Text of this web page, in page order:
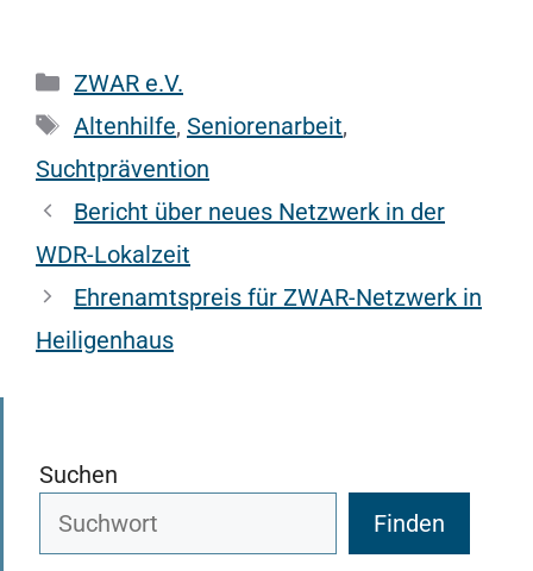
Kategorien
ZWAR e.V.
Schlagwörter
Altenhilfe, Seniorenarbeit,
Suchtprävention
Bericht über neues Netzwerk in der
WDR-Lokalzeit
Ehrenamtspreis für ZWAR-Netzwerk in
Heiligenhaus
Suchen
Finden